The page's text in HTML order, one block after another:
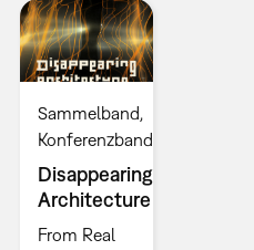
Sammelband
Konferenzband
Disappearing
Architecture
From Real